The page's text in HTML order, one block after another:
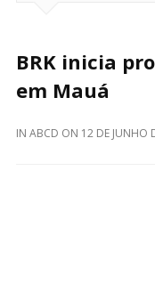
BRK inicia
em Mauá
IN ABCD ON 12 DE JUNHO